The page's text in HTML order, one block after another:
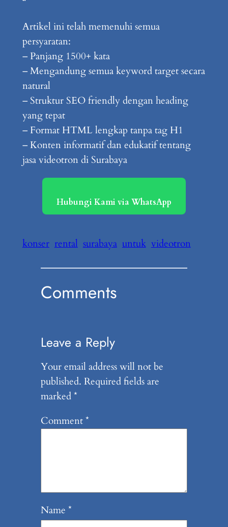
Artikel ini telah memenuhi semua
persyaratan:
– Panjang 1500+ kata
– Mengandung semua keyword target secara
natural
– Struktur SEO friendly dengan heading
yang tepat
– Format HTML lengkap tanpa tag H1
– Konten informatif dan edukatif tentang
jasa videotron di Surabaya
Hubungi Kami via WhatsApp
konser rental surabaya untuk videotron
Comments
Leave a Reply
Your email address will not be
published. Required fields are
marked*
Comment*
Name *